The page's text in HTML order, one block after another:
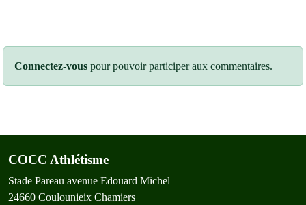
Connectez-vous pour pouvoir participer aux commentaires.
COCC Athlétisme
Stade Pareau avenue Edouard Michel
24660 Coulounieix Chamiers